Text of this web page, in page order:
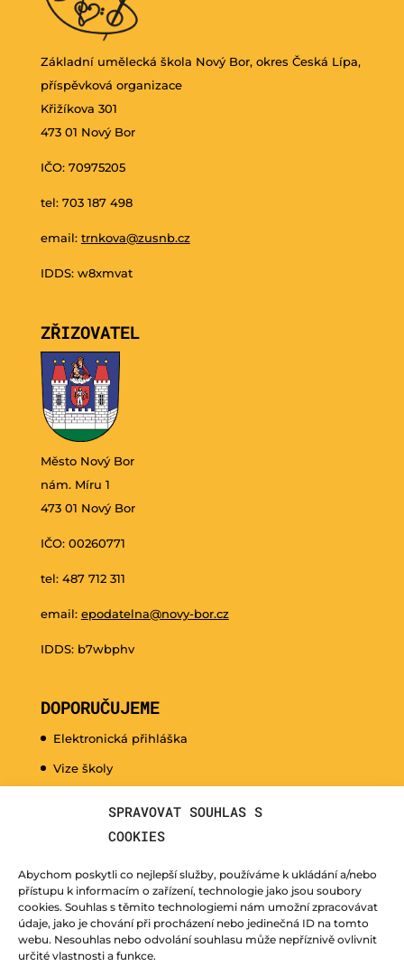
SPRAVOVAT SOUHLAS S
COOKIES
Abychom poskytli co nejlepší služby, používáme k ukládání a/nebo
přístupu k informacím o zařízení, technologie jako jsou soubory
cookies. Souhlas s těmito technologiemi nám umožní zpracovávat
údaje, jako je chování při procházení nebo jedinečná ID na tomto
webu. Nesouhlas nebo odvolání souhlasu může nepříznivě ovlivnit
určité vlastnosti a funkce.
Základní umělecká škola Nový Bor, okres Česká Lípa,
příspěvková organizace
Křižíkova 301
473 01 Nový Bor
IČO: 70975205
tel: 703 187 498
email: trnkova@zusnb.cz
IDDS: w8xmvat
ZŘIZOVATEL
Město Nový Bor
nám. Míru 1
473 01 Nový Bor
IČO: 00260771
tel: 487 712 311
email: epodatelna@novy-bor.cz
IDDS: b7wbphv
DOPORUČUJEME
Elektronická přihláška
Vize školy
Kurzy pro veřejnost
Fotogalerie
Učitelé